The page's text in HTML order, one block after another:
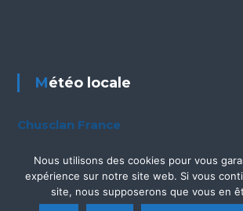
Météo locale
Chusclan France
Copyright © © 2026.Site Officiel de la mairie
Nous utilisons des cookies pour vous
expérience sur notre site web. Si vous
site, nous supposerons que vous en